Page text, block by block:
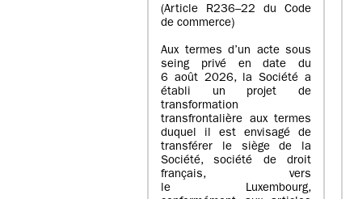
(Article R236–22 du Code
de commerce)
Aux termes d’un acte sous
seing privé en date du
6 août 2026, la Société a
établi un projet de
transformation
transfrontalière aux termes
duquel il est envisagé de
transférer le siège de la
Société, société de droit
français, vers
le Luxembourg,